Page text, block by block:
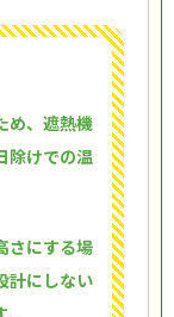
め、遮熱機
除けでの温
さにする場
計にしない